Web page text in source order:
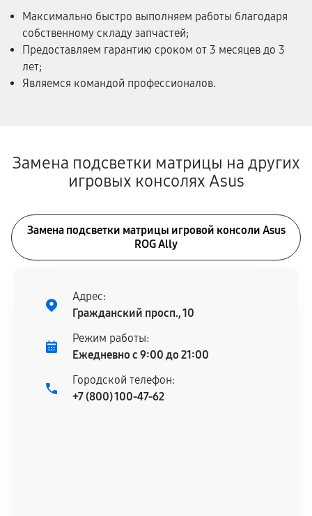
Максимально быстро выполняем работы благодаря
собственному складу запчастей;
Предоставляем гарантию сроком от 3 месяцев до 3
лет;
Являемся командой профессионалов.
Замена подсветки матрицы на других
игровых консолях Asus
Замена подсветки матрицы игровой консоли Asus
ROG Ally
Адрес:
Гражданский просп., 10
Режим работы:
Ежедневно с 9:00 до 21:00
Городской телефон:
+7 (800) 100-47-62